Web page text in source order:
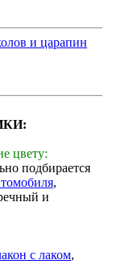
и царапин
цвету:
подбирается
,
и
с лаком,